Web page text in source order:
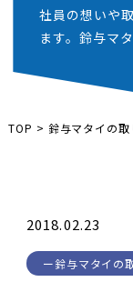
社員の想いや
ます。鈴与マ
TOP > 鈴与マタイの取
2018.02.23
鈴与マタイの